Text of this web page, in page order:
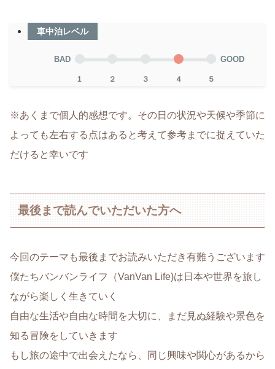
車中泊レベル
BAD
1 ２ ３ ４ ５
GOOD
※あくまで個人的感想です。その日の状況や天候や季節に
よっても左右する点はあると考えて参考までに捉えていた
だけると幸いです
最後まで読んでいただいた方へ
今回のテーマも最後までお読みいただき有難うございます
僕たちバンバンライフ（VanVan Life)は日本や世界を旅し
ながら楽しく生きていく
自由な生活や自由な時間を大切に、まだ見ぬ経験や景色を
知る冒険をしていきます
もし旅の途中で出会えたなら、同じ興味や関心があるから